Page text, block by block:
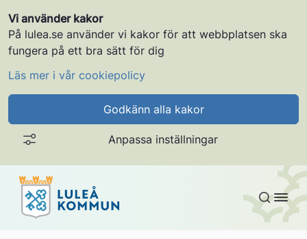
Vi använder kakor
På lulea.se använder vi kakor för att webbplatsen ska
fungera på ett bra sätt för dig
Läs mer i vår cookiepolicy
Godkänn alla kakor
Anpassa inställningar
Gå till innehållet